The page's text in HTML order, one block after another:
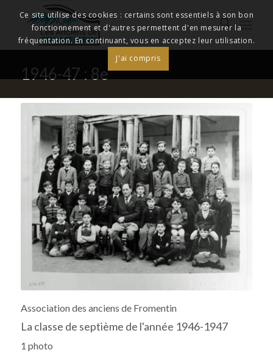
1946-47 : 8e
Association des anciens de Fromentin
La classe de septième de l'année 1946-1947
1 photo
Ce site utilise des cookies : certains sont essentiels à son bon
fonctionnement et d'autres permettent d'en mesurer la
fréquentation. En continuant, vous en acceptez leur utilisation.
J'ai compris